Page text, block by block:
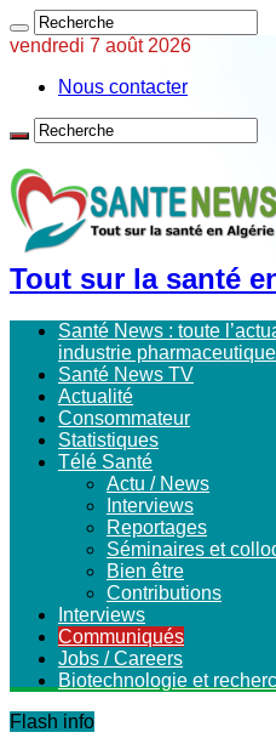
vendredi 7 août 2026
Nous contacter
Tout sur la santé
Santé News : toute
industrie pharmaceutique
Santé News TV
Actualité
Consommateur
Statistiques
Télé Santé
Actu / News
Interviews
Reportages
Séminaires et
Bien être
Contributions
Interviews
Communiqués
Jobs / Careers
Biotechnologie et
Flash info